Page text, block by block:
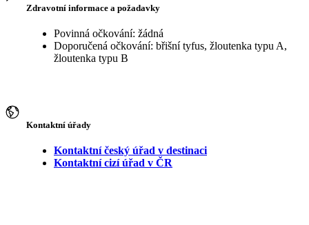
Zdravotní informace a požadavky
Povinná očkování: žádná
Doporučená očkování: břišní tyfus, žloutenka typu A,
žloutenka typu B
Kontaktní úřady
Kontaktní český úřad v destinaci
Kontaktní cizí úřad v ČR